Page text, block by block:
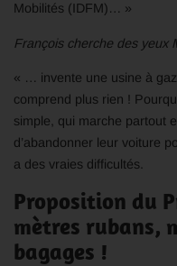
Mobilités (IDFM)… »
François cherche des yeux
« … invente une usine à
comprend plus rien !
simple, qui marche partout
d’abandonner leur voiture
a des vraies difficultés.
Proposition du
mètres rubans,
bagages !